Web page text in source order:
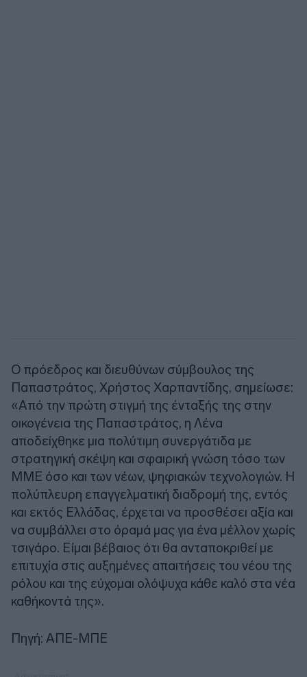
Ο πρόεδρος και διευθύνων σύμβουλος της
Παπαστράτος, Χρήστος Χαρπαντίδης, σημείωσε:
«Από την πρώτη στιγμή της ένταξής της στην
οικογένεια της Παπαστράτος, η Λένα
αποδείχθηκε μια πολύτιμη συνεργάτιδα με
στρατηγική σκέψη και σφαιρική γνώση τόσο των
ΜΜΕ όσο και των νέων, ψηφιακών τεχνολογιών. Η
πολύπλευρη επαγγελματική διαδρομή της, εντός
και εκτός Ελλάδας, έρχεται να προσθέσει αξία και
να συμβάλλει στο όραμά μας για ένα μέλλον χωρίς
τσιγάρο. Είμαι βέβαιος ότι θα ανταποκριθεί με
επιτυχία στις αυξημένες απαιτήσεις του νέου της
ρόλου και της εύχομαι ολόψυχα κάθε καλό στα νέα
καθήκοντά της».
Πηγή: ΑΠΕ-ΜΠΕ